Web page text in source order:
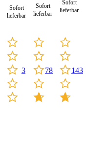
Sofort
lieferbar
3
Sofort
lieferbar
78
Sofort
lieferbar
143